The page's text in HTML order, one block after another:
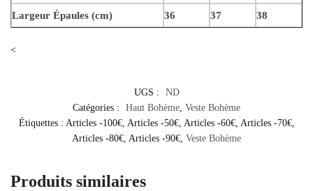
Largeur Épaules (cm) 36 37 38
<
UGS :
ND
Catégories :
Haut Bohème Veste Bohème
Étiquettes : Articles -100€, Articles -50€, Articles -60€, Articles -70€,
Articles -80€ Articles -90€ Veste Bohème
Produits similaires